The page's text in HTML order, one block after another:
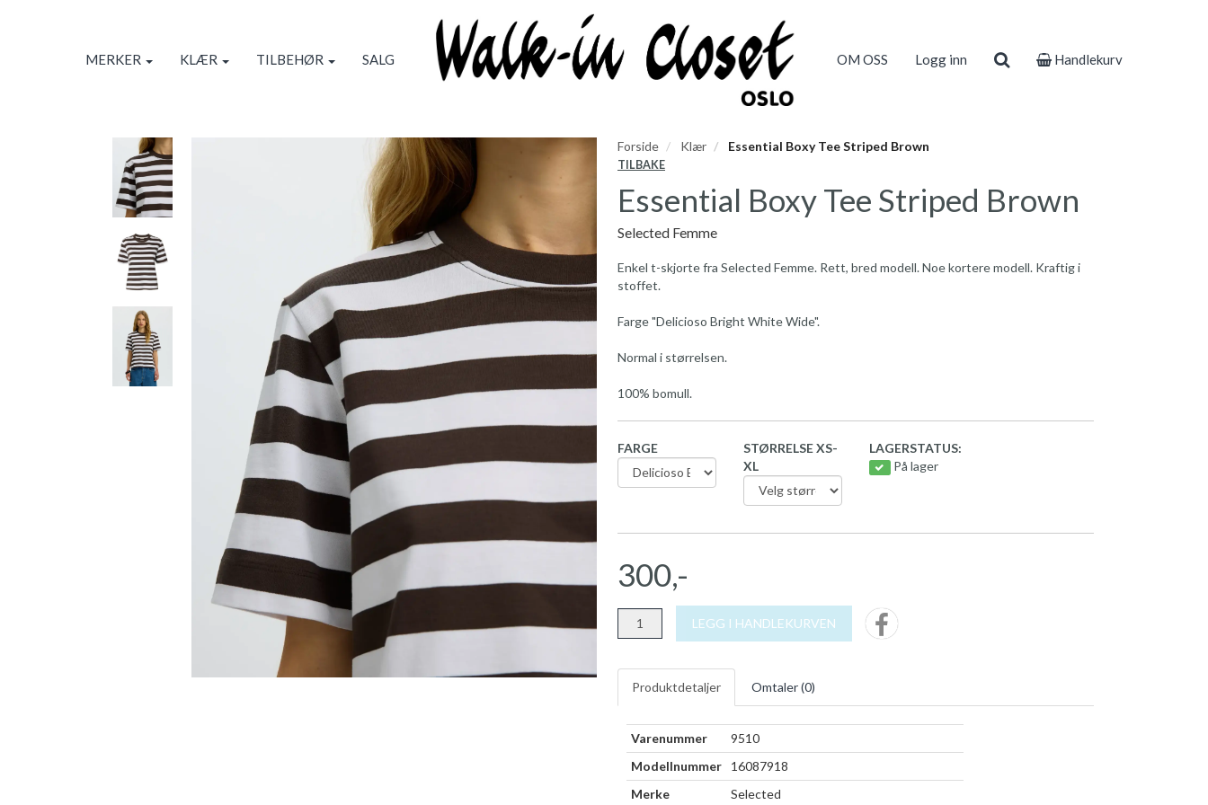
MERKER KLÆR TILBEHØR SALG OM OSS Logg inn Handlekurv
Forside Klær Essential Boxy Tee Striped Brown
TILBAKE
Essential Boxy Tee Striped Brown
Selected Femme
Enkel t-skjorte fra Selected Femme. Rett, bred modell. Noe kortere modell. Kraftig i
stoffet.
Farge "Delicioso Bright White Wide".
Normal i størrelsen.
100% bomull.
FARGE
STØRRELSE XS-
XL
LAGERSTATUS:
På lager
300,-
LEGG I HANDLEKURVEN
Produktdetaljer Omtaler (0)
Varenummer
9510
Modellnummer
16087918
Merke
Selected